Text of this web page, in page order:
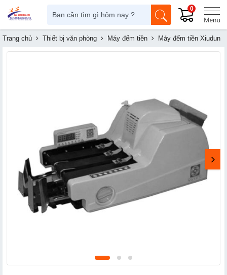
0
Trang chủ Thiết bị văn phòng Máy đếm tiền Máy đếm tiền Xiudun